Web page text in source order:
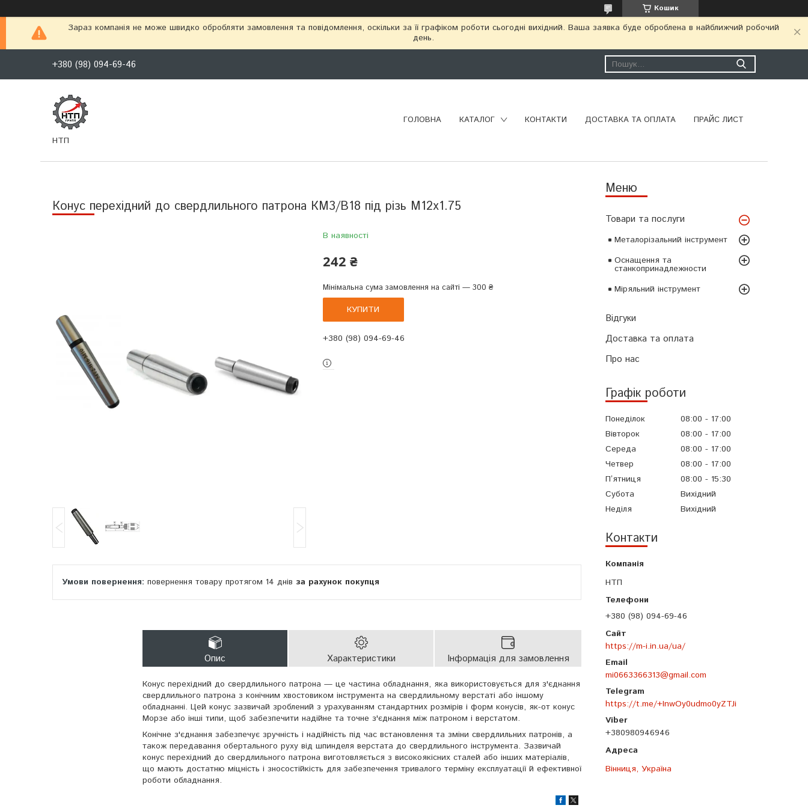
Кошик
Зараз компанія не може швидко обробляти замовлення та повідомлення, оскільки за її графіком роботи сьогодні вихідний. Ваша заявка буде оброблена в найближчий робочий
день.
+380 (98) 094-69-46
НТП
ГОЛОВНА КАТАЛОГ КОНТАКТИ ДОСТАВКА ТА ОПЛАТА ПРАЙС ЛИСТ
Товари та послуги
Металорізальний інструмент
Оснащення та
станкопринадлежности
Міряльний інструмент
Відгуки
Доставка та оплата
Про нас
Графік роботи
Понеділок 08:00
17:00
Вівторок
08:00
17:00
Середа
08:00
17:00
Четвер
08:00
17:00
Пʼятниця
08:00
15:30
Субота
Вихідний
Неділя
Вихідний
Контакти
НТП
+380 (98) 094-69-46
https://m-i.in.ua/ua/
mi0663366313@gmail.com
https://t.me/+InwOy0udmo0yZTJi
+380980946946
Вінниця, Україна
Конус перехідний до свердлильного патрона КМ3/В18 під різь М12х1.75
В наявності
242 ₴
Мінімальна сума замовлення на сайті — 300 ₴
КУПИТИ
+380 (98) 094-69-46
повернення товару протягом 14 днів за рахунок покупця
Опис Характеристики Інформація для замовлення
Конус перехідний до свердлильного патрона — це частина обладнання, яка використовується для з'єднання
свердлильного патрона з конічним хвостовиком інструмента на свердлильному верстаті або іншому
обладнанні. Цей конус зазвичай зроблений з урахуванням стандартних розмірів і форм конусів, як-от конус
Морзе або інші типи, щоб забезпечити надійне та точне з'єднання між патроном і верстатом.
Конічне з'єднання забезпечує зручність і надійність під час встановлення та зміни свердлильних патронів, а
також передавання обертального руху від шпинделя верстата до свердлильного інструмента. Зазвичай
конус перехідний до свердлильного патрона виготовляється з високоякісних сталей або інших матеріалів,
що мають достатню міцність і зносостійкість для забезпечення тривалого терміну експлуатації й ефективної
роботи обладнання.